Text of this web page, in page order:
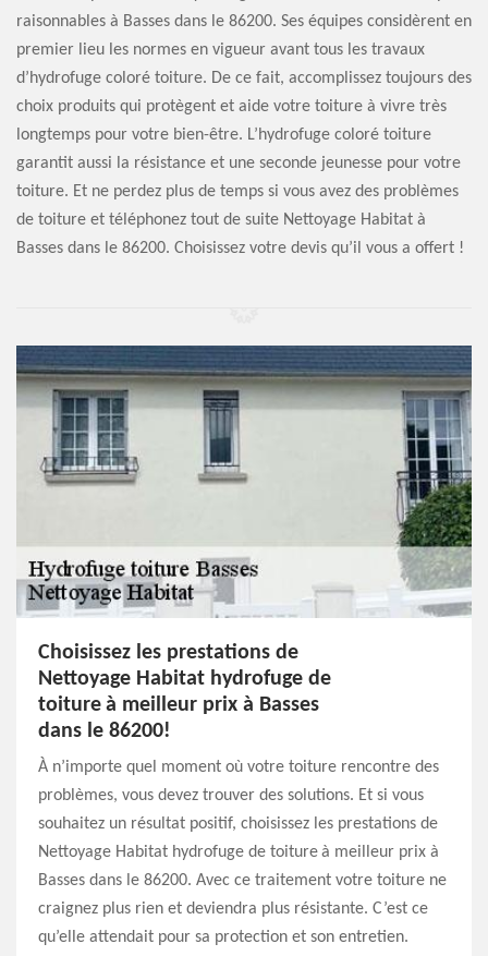
raisonnables à Basses dans le 86200. Ses équipes considèrent en
premier lieu les normes en vigueur avant tous les travaux
d’hydrofuge coloré toiture. De ce fait, accomplissez toujours des
choix produits qui protègent et aide votre toiture à vivre très
longtemps pour votre bien-être. L’hydrofuge coloré toiture
garantit aussi la résistance et une seconde jeunesse pour votre
toiture. Et ne perdez plus de temps si vous avez des problèmes
de toiture et téléphonez tout de suite Nettoyage Habitat à
Basses dans le 86200. Choisissez votre devis qu’il vous a offert !
Choisissez les prestations de
Nettoyage Habitat hydrofuge de
toiture à meilleur prix à Basses
dans le 86200!
À n’importe quel moment où votre toiture rencontre des
problèmes, vous devez trouver des solutions. Et si vous
souhaitez un résultat positif, choisissez les prestations de
Nettoyage Habitat hydrofuge de toiture à meilleur prix à
Basses dans le 86200. Avec ce traitement votre toiture ne
craignez plus rien et deviendra plus résistante. C’est ce
qu’elle attendait pour sa protection et son entretien.